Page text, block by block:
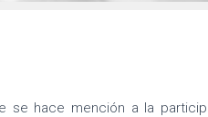
se hace mención a la